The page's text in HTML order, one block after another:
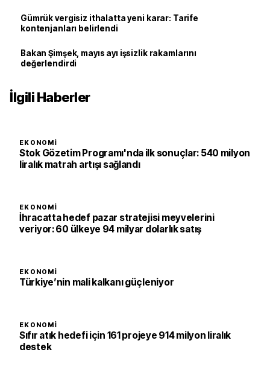
Gümrük vergisiz ithalatta yeni karar: Tarife
kontenjanları belirlendi
Bakan Şimşek, mayıs ayı işsizlik rakamlarını
değerlendirdi
İlgili Haberler
EKONOMI
Stok Gözetim Programı'nda ilk sonuçlar: 540 milyon
liralık matrah artışı sağlandı
EKONOMI
İhracatta hedef pazar stratejisi meyvelerini
veriyor: 60 ülkeye 94 milyar dolarlık satış
EKONOMI
Türkiye’nin mali kalkanı güçleniyor
EKONOMI
Sıfır atık hedefi için 161 projeye 914 milyon liralık
destek